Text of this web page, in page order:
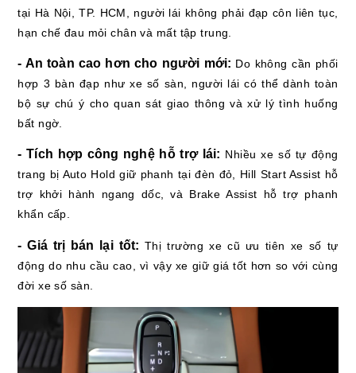
tại Hà Nội, TP. HCM, người lái không phải đạp côn liên tục,
hạn chế đau mỏi chân và mất tập trung.
- An toàn cao hơn cho người mới: Do không cần phối
hợp 3 bàn đạp như xe số sàn, người lái có thể dành toàn
bộ sự chú ý cho quan sát giao thông và xử lý tình huống
bất ngờ.
- Tích hợp công nghệ hỗ trợ lái: Nhiều xe số tự động
trang bị Auto Hold giữ phanh tại đèn đỏ, Hill Start Assist hỗ
trợ khởi hành ngang dốc, và Brake Assist hỗ trợ phanh
khẩn cấp.
- Giá trị bán lại tốt:Thị trường xe cũ ưu tiên xe số tự
động do nhu cầu cao, vì vậy xe giữ giá tốt hơn so với cùng
đời xe số sàn.